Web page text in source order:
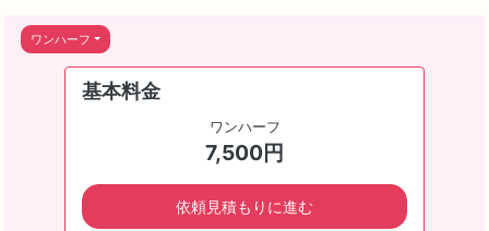
ワンハーフ
基本料金
ワンハーフ
7,500円
依頼見積もりに進む